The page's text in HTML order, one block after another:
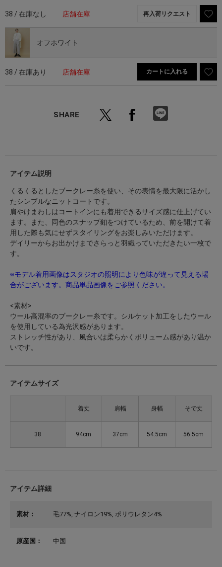
38 / 在庫なし 店舗在庫 再入荷リクエスト
オフホワイト
38 / 在庫あり 店舗在庫 カートに入れる
SHARE
アイテム説明
くるくるとしたブークレー糸を使い、その表情を最大限に活かし
たシンプルなニットコートです。
肩やけまわしはコートインにも着用できるサイズ感に仕上げてい
ます。また、同色のスナップ釦をつけているため、前を開けて着
用した際も気にせずスタイリングをお楽しみいただけます。
デイリーからお出かけまでさらっと羽織っていただきたい一枚で
す。
※モデル着用画像はスタジオの照明により色味が違って見える場
合がございます。商品単品画像をご参照ください。
<素材>
ウール高混率のブークレー糸です。シルケット加工をしたウール
を使用している為光沢感があります。
ストレッチ性があり、風合いは柔らかくボリューム感があり温か
いです。
アイテムサイズ
着丈 肩幅 身幅 そで丈
38 94cm 37cm 54.5cm 56.5cm
アイテム詳細
素材： 毛77%, ナイロン19%, ポリウレタン4%
原産国： 中国